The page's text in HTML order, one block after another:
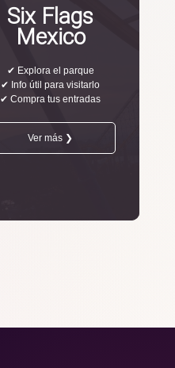
Six Flags
Mexico
✔ Explora el parque
✔ Info útil para visitarlo
✔ Compra tus entradas
Ver más ❯